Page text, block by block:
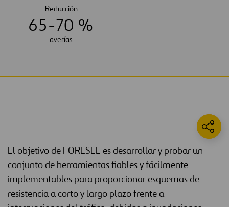
Reducción
65-70 %
averías
El objetivo de FORESEE es desarrollar y probar un
conjunto de herramientas fiables y fácilmente
implementables para proporcionar esquemas de
resistencia a corto y largo plazo frente a